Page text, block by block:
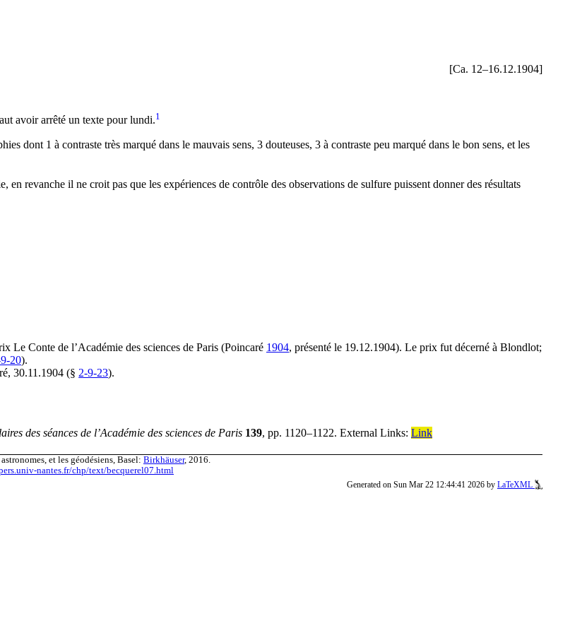
[Ca. 12–16.12.1904]
avoir arrêté un texte pour lundi.1
dont 1 à contraste très marqué dans le mauvais sens, 3 douteuses, 3 à contraste peu marqué dans le bon sens, et les
en revanche il ne croit pas que les expériences de contrôle des observations de sulfure puissent donner des résultats
Le Conte de l’Académie des sciences de Paris (Poincaré 1904, présenté le 19.12.1904). Le prix fut décerné à Blondlot;
20).
30.11.1904 (§ 2-9-23).
des séances de l’Académie des sciences de Paris 139, pp. 1120–1122. External Links: Link
et les géodésiens, Basel: Birkhäuser, 2016.
nantes.fr/chp/text/becquerel07.html
Generated on Sun Mar 22 12:44:41 2026 by LaTeXML